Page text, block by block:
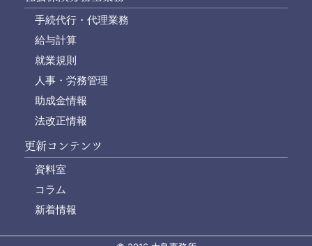
手続代行・代理業務
給与計算
就業規則
人事・労務管理
助成金情報
法改正情報
更新コンテンツ
資料室
コラム
新着情報